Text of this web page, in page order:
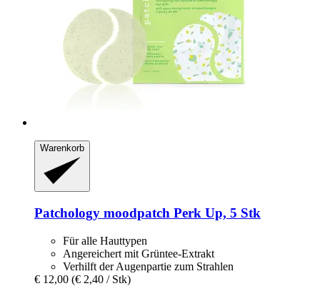
Warenkorb
Patchology moodpatch Perk Up, 5 Stk
Für alle Hauttypen
Angereichert mit Grüntee-Extrakt
Verhilft der Augenpartie zum Strahlen
€ 12,00 (€ 2,40 / Stk)